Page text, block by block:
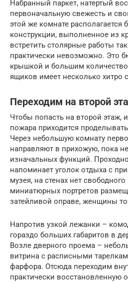
Набранный паркет, натертый
первоначальную свежесть и
этой же комнате
конструкции, выполненное из
встретить столярные работы
практически невозможно. Это
крышкой и большим
ящиков имеет несколько хитро
Переходим на второй
Чтобы попасть на второй этаж,
пожара приходится
Через небольшую комнату
направляют в прихожую, пока
изначальных функций.
напоминает уголок отдыха с
музея, на стенах нет
миниатюрных портретов
затейливой оправе, женщины
Напротив узкой лежанки –
гораздо больших габаритов в
Возле дверного проема –
витрина с расписными
фарфора. Отсюда переходим
практически восстановленную